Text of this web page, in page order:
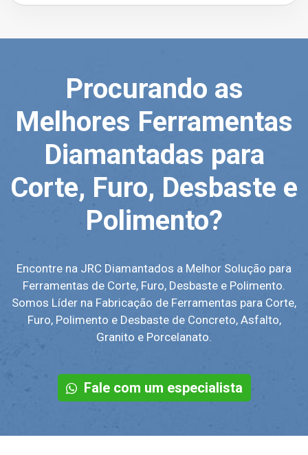
Procurando as
Melhores Ferramentas
Diamantadas para
Corte, Furo, Desbaste e
Polimento?
Encontre na JRC Diamantados a Melhor Solução para
Ferramentas de Corte, Furo, Desbaste e Polimento.
Somos Líder na Fabricação de Ferramentas para Corte,
Furo, Polimento e Desbaste de Concreto, Asfalto,
Granito e Porcelanato.
Fale com um especialista